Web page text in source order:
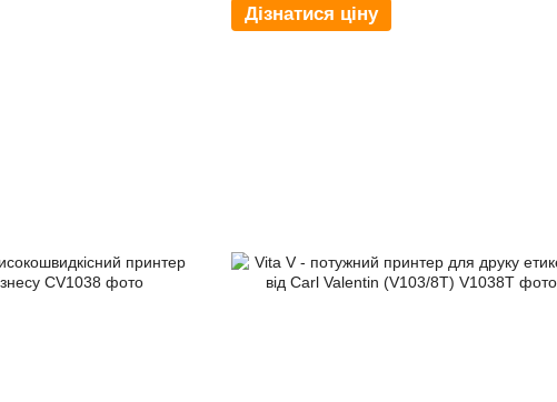
Дізнатися ціну